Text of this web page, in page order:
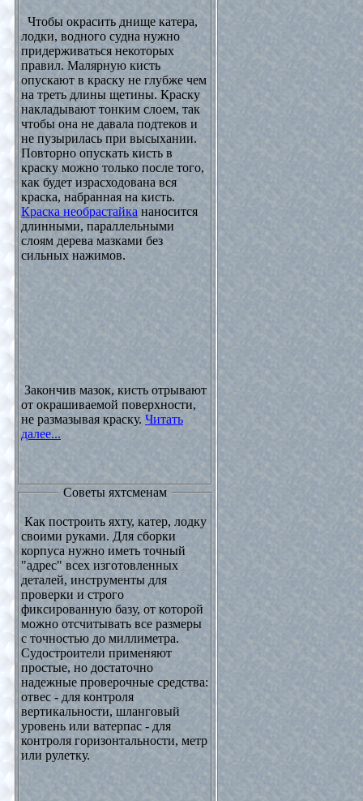
лодки, водного судна нужно
придерживаться некоторых
правил. Малярную кисть
опускают в краску не глубже чем
на треть длины щетины. Краску
накладывают тонким слоем, так
чтобы она не давала подтеков и
не пузырилась при высыхании.
Повторно опускать кисть в
краску можно только после того,
как будет израсходована вся
краска, набранная на кисть.
Краска необрастайкананосится
длинными, параллельными
слоям дерева мазками без
сильных нажимов.
Закончив мазок, кисть отрывают
от окрашиваемой поверхности,
не размазывая краску. Читать
далее...
Советы яхтсменам
Как построить яхту, катер, лодку
своими руками. Для сборки
корпуса нужно иметь точный
"адрес" всех изготовленных
деталей, инструменты для
проверки и строго
фиксированную базу, от которой
можно отсчитывать все размеры
с точностью до миллиметра.
Судостроители применяют
простые, но достаточно
надежные проверочные средства:
отвес - для контроля
вертикальности, шланговый
уровень или ватерпас - для
контроля горизонтальности, метр
или рулетку.